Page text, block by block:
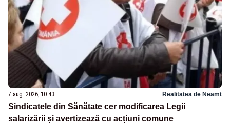
7 aug. 2026, 10:43 Realitatea de Neamt
Sindicatele din Sănătate cer modificarea Legii
salarizării și avertizează cu acțiuni comune